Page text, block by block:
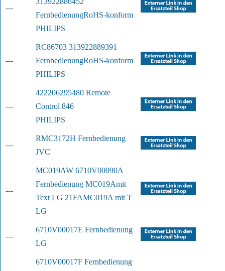
---
FernbedienungRoHS-konform
PHILIPS
---
RC86703 313922889391
FernbedienungRoHS-konform
PHILIPS
---
422206295480 Remote
Control 846
PHILIPS
---
RMC3172H Fernbedienung
JVC
---
MC019AW 6710V00090A
Fernbedienung MC019Amit
Text LG 21FAMC019A mit T
LG
---
6710V00017E Fernbedienung
LG
6710V00017F Fernbedienung